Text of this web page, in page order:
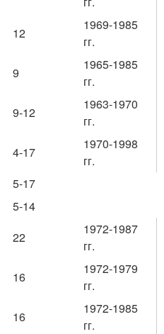
12
1969-1985
гг.
9
1965-1985
гг.
9-12
1963-1970
гг.
4-17
1970-1998
гг.
5-17
5-14
22
1972-1987
гг.
16
1972-1979
гг.
16
1972-1985
гг.